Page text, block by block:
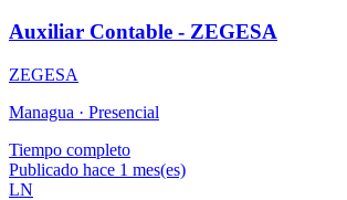
Auxiliar Contable - ZEGESA
ZEGESA
Managua · Presencial
Tiempo completo
Publicado hace 1 mes(es)
LN